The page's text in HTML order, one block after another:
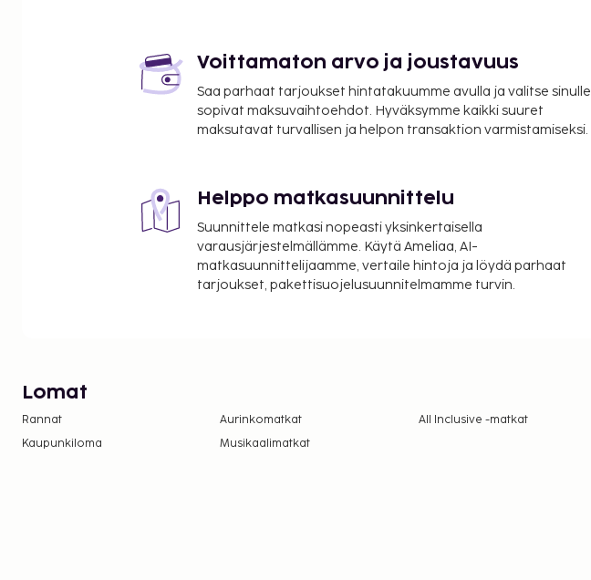
Voittamaton arvo ja joustavuus
Saa parhaat tarjoukset hintatakuumme avulla ja valitse sinulle
sopivat maksuvaihtoehdot. Hyväksymme kaikki suuret
maksutavat turvallisen ja helpon transaktion varmistamiseksi.
Helppo matkasuunnittelu
Suunnittele matkasi nopeasti yksinkertaisella
varausjärjestelmällämme. Käytä Ameliaa, AI-
matkasuunnittelijaamme, vertaile hintoja ja löydä parhaat
tarjoukset, pakettisuojelusuunnitelmamme turvin.
Lomat
Rannat Aurinkomatkat All Inclusive -matkat
Kaupunkiloma
Musikaalimatkat